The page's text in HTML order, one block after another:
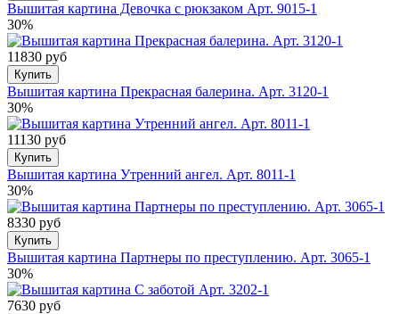
Вышитая картина Девочка с рюкзаком Арт. 9015-1
30%
11830 руб
Купить
Вышитая картина Прекрасная балерина. Арт. 3120-1
30%
11130 руб
Купить
Вышитая картина Утренний ангел. Арт. 8011-1
30%
8330 руб
Купить
Вышитая картина Партнеры по преступлению. Арт. 3065-1
30%
7630 руб